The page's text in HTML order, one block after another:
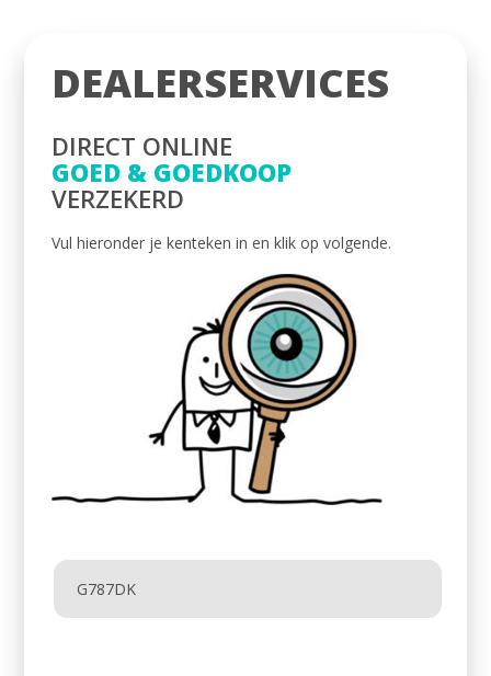
DEALERSERVICES
DIRECT ONLINE
GOED & GOEDKOOP
VERZEKERD
Vul hieronder je kenteken in en klik op volgende.